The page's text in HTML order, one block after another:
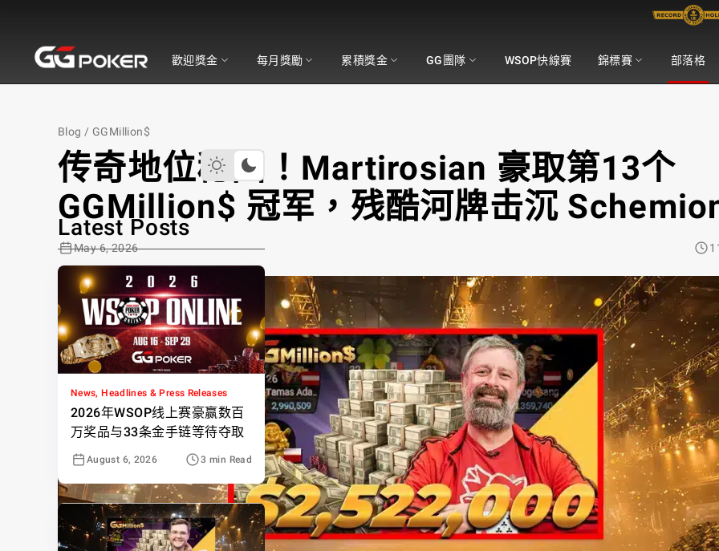
歡迎獎金 每月獎勵 累積獎金 GG團隊 WSOP快線賽 錦標賽 部落格
Blog / GGMillion$
传奇地位稳固！Martirosian 豪取第13个
GGMillion$ 冠军，残酷河牌击沉
May 6, 2026
Latest Posts
News, Headlines & Press Releases
2026年WSOP线上赛豪赢数百
万奖品与33条金手链等待夺取
August 6, 2026 3 min Read